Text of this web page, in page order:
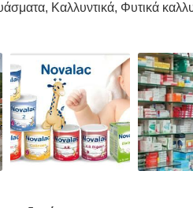
Καλλυντικά, Φυτικά